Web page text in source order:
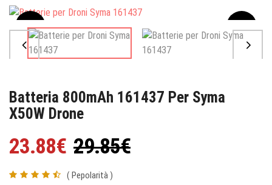
Sale
Batteria 800mAh 161437 Per Syma
X50W Drone
23.88€ 29.85€
( Pepolarità )